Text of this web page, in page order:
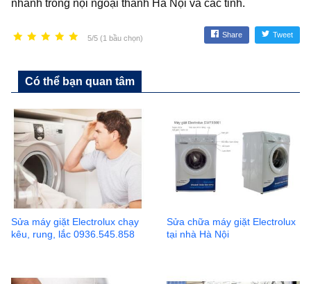
nhanh trong nội ngoại thành Hà Nội và các tỉnh.
5/5 (1 bầu chọn) Share Tweet
Có thể bạn quan tâm
Sửa máy giặt Electrolux chạy
kêu, rung, lắc 0936.545.858
Sửa chữa máy giặt Electrolux
tại nhà Hà Nội